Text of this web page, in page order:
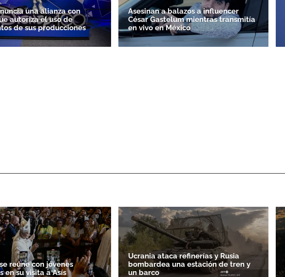
una alianza con
autoriza el uso de
de sus producciones
Asesinan a balazos a influencer
César Gastelum mientras transmitía
en vivo en México
reúne con jóvenes
en su visita a Asís
Ucrania ataca refinerías y Rusia
bombardea una estación de tren y
un barco